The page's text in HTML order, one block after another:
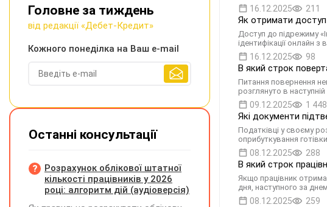
16.12.2025 211
Як отримати доступ
Доступ до підрежиму
ідентифікації онлайн
16.12.2025 98
В який строк
Питання повернення
розглянуто в наступній
09.12.2025 1 448
Які документи
Податківці у своєму
оприбуткування
08.12.2025 288
В який строк
Якщо працівник
дня, наступного за
08.12.2025 259
Головне за тиждень
від редакції «Дебет-Кредит»
Кожного понеділка на Ваш e-mail
Останні консультації
Розрахунок облікової штатної
кількості працівників у 2026
році: алгоритм дій (аудіоверсія)